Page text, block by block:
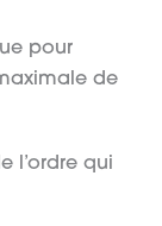
pour
de
l’ordre qui